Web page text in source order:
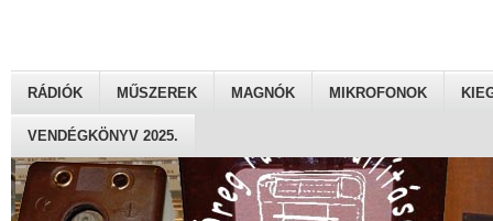
RÁDIÓK MŰSZEREK MAGNÓK MIKROFONOK
VENDÉGKÖNYV 2025.